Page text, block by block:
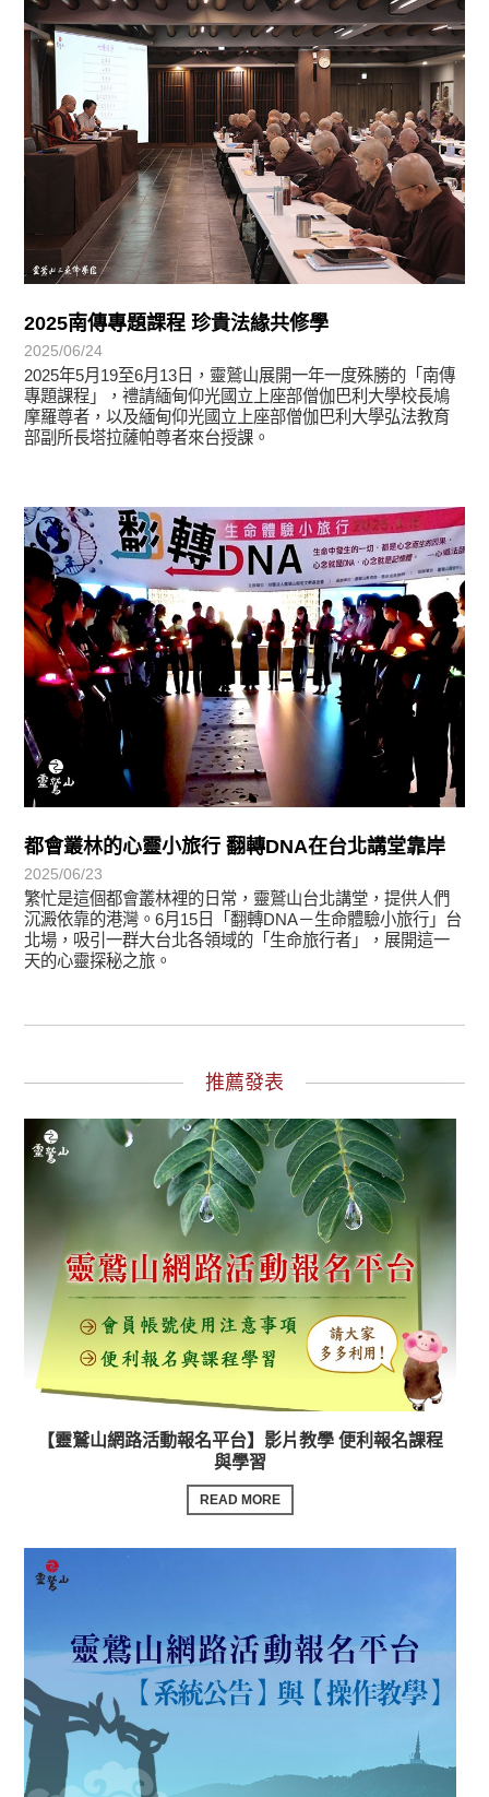
2025南傳專題課程 珍貴法緣共修學
2025/06/24
2025年5月19至6月13日，靈鷲山展開一年一度殊勝的「南傳
專題課程」，禮請緬甸仰光國立上座部僧伽巴利大學校長鳩
摩羅尊者，以及緬甸仰光國立上座部僧伽巴利大學弘法教育
部副所長塔拉薩帕尊者來台授課。
都會叢林的心靈小旅行 翻轉DNA在台北講堂靠岸
2025/06/23
繁忙是這個都會叢林裡的日常，靈鷲山台北講堂，提供人們
沉澱依靠的港灣。6月15日「翻轉DNA－生命體驗小旅行」台
北場，吸引一群大台北各領域的「生命旅行者」，展開這一
天的心靈探秘之旅。
學習分享
推薦發表
【靈鷲山網路活動報名平台】影片教學 便利報名課程
與學習
READ MORE